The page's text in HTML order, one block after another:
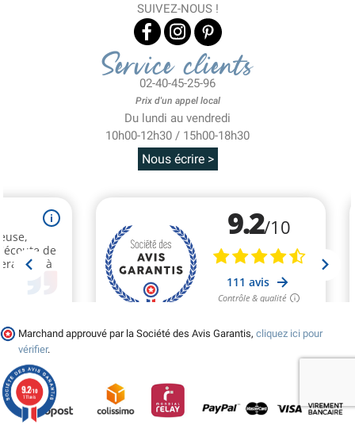
SUIVEZ-NOUS !
Service clients
02-40-45-25-96
Prix d'un appel local
Du lundi au vendredi
10h00-12h30 / 15h00-18h30
Nous écrire >
Marchand approuvé par la Société des Avis Garantis, cliquez ici pour
vérifier.
9.2/10
111 avis